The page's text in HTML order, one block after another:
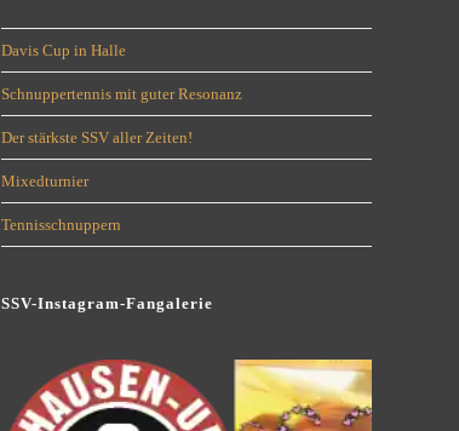
Davis Cup in Halle
Schnuppertennis mit guter Resonanz
Der stärkste SSV aller Zeiten!
Mixedturnier
Tennisschnuppern
SSV-Instagram-Fangalerie